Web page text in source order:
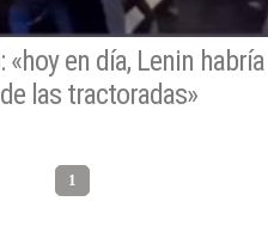
«hoy en día, Lenin habría
las tractoradas»
1